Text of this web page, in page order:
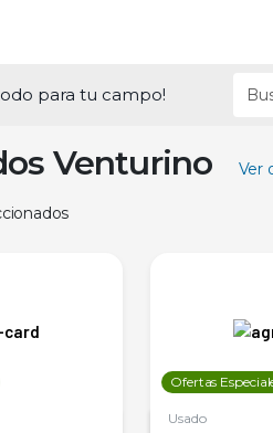
para tu campo!
Venturino Ver
Ofertas
Usado